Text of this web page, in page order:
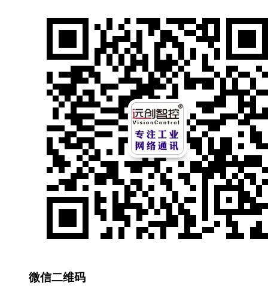
微信二维码